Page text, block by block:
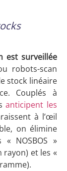
est surveillée
robots-scan
stock linéaire
Couplés à
anticipent les
à l’œil
on élimine
NOSBOS »
rayon) et les «